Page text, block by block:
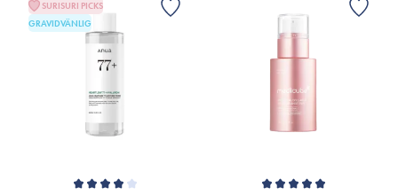
SURISURI PICKS
GRAVIDVÄNLIG